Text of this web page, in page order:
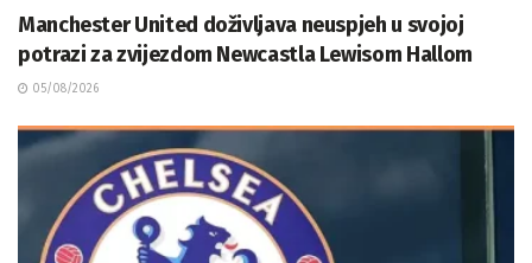
Manchester United doživljava neuspjeh u svojoj
potrazi za zvijezdom Newcastla Lewisom Hallom
05/08/2026